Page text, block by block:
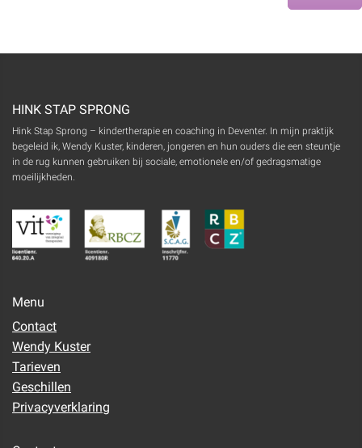
HINK STAP SPRONG
Hink Stap Sprong – kindertherapie en coaching in Deventer. In mijn praktijk
begeleid ik, Wendy Kuster, kinderen, jongeren en hun ouders die een steuntje
in de rug kunnen gebruiken bij sociale, emotionele en/of gedragsmatige
moeilijkheden.
Menu
Contact
Wendy Kuster
Tarieven
Geschillen
Privacyverklaring